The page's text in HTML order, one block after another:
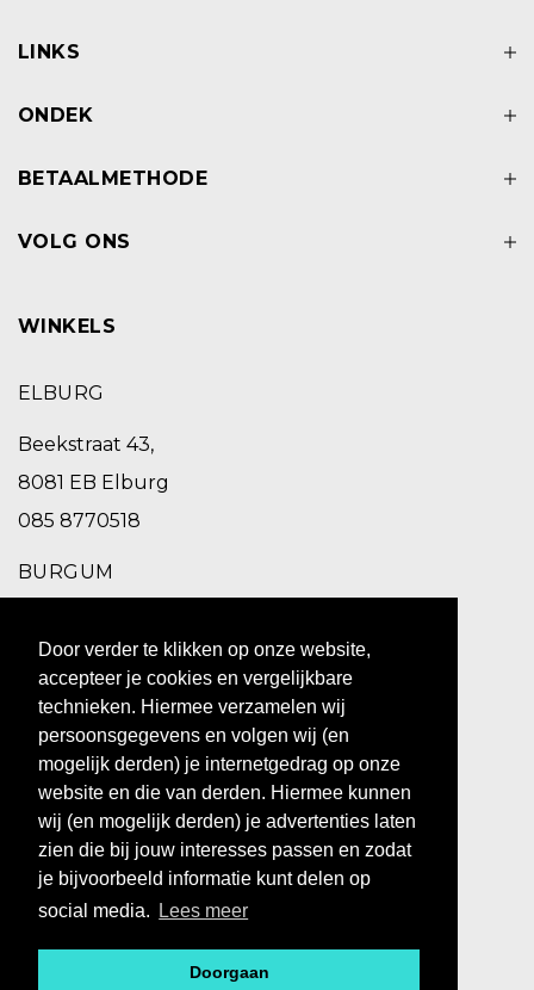
Door verder te klikken op onze website,
accepteer je cookies en vergelijkbare
technieken. Hiermee verzamelen wij
persoonsgegevens en volgen wij (en
mogelijk derden) je internetgedrag op onze
website en die van derden. Hiermee kunnen
wij (en mogelijk derden) je advertenties laten
zien die bij jouw interesses passen en zodat
je bijvoorbeeld informatie kunt delen op
social media.
Lees meer
Doorgaan
LINKS
ONDEK
BETAALMETHODE
VOLG ONS
WINKELS
ELBURG
Beekstraat 43,
8081 EB Elburg
085 8770518
BURGUM
9251 EC Burgum
0511 469 260
ZUIDHORN
Hoofdstraat 10,
9801 BX Zuidhorn
0594 769 010